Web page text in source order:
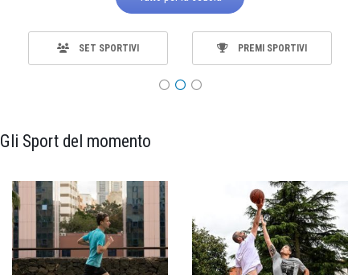
SET SPORTIVI PREMI SPORTIVI
Gli Sport del momento